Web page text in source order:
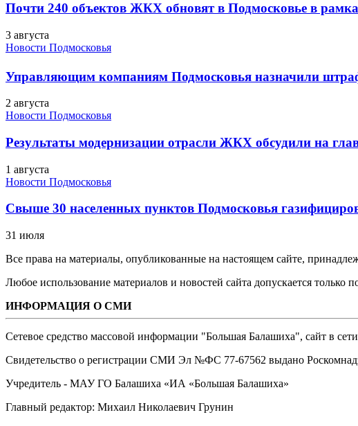
Почти 240 объектов ЖКХ обновят в Подмосковье в
3 августа
Новости Подмосковья
Управляющим компаниям Подмосковья назначили
2 августа
Новости Подмосковья
Результаты модернизации отрасли ЖКХ обсудили на
1 августа
Новости Подмосковья
Свыше 30 населенных пунктов Подмосковья
31 июля
Все права на материалы, опубликованные на настоящем сайте,
Любое использование материалов и новостей сайта допускается только
ИНФОРМАЦИЯ О СМИ
Сетевое средство массовой информации "Большая Балашиха", сайт в
Свидетельство о регистрации СМИ Эл №ФС ‎77-67562 выдано
Учредитель - МАУ ГО Балашиха «ИА «Большая Балашиха»
Главный редактор: Михаил Николаевич Грунин